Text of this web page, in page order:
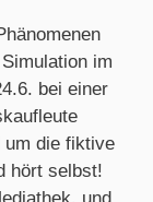
im
bei einer
um die fiktive
hört selbst!
und